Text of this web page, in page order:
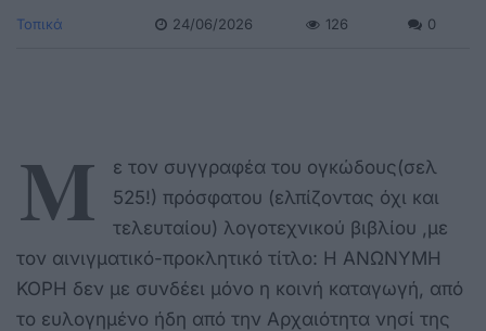
Τοπικά 24/06/2026 126 0
Μ
ε τον συγγραφέα του ογκώδους(σελ
525!) πρόσφατου (ελπίζοντας όχι και
τελευταίου) λογοτεχνικού βιβλίου ,με
τον αινιγματικό-προκλητικό τίτλο: Η ΑΝΩΝΥΜΗ
ΚΟΡΗ δεν με συνδέει μόνο η κοινή καταγωγή, από
το ευλογημένο ήδη από την Αρχαιότητα νησί της